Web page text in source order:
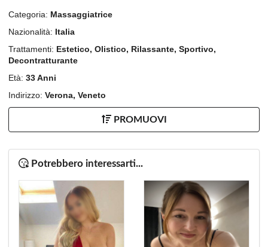
Categoria: Massaggiatrice
Nazionalità: Italia
Trattamenti: Estetico, Olistico, Rilassante, Sportivo,
Decontratturante
Età: 33 Anni
Indirizzo: Verona, Veneto
PROMUOVI
Potrebbero interessarti...